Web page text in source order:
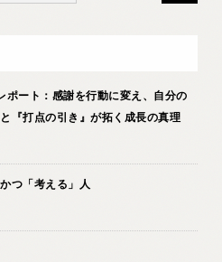
ート：感謝を行動に変え、自分の
『打点の引き』が拓く成長の真理
つ「考える」人